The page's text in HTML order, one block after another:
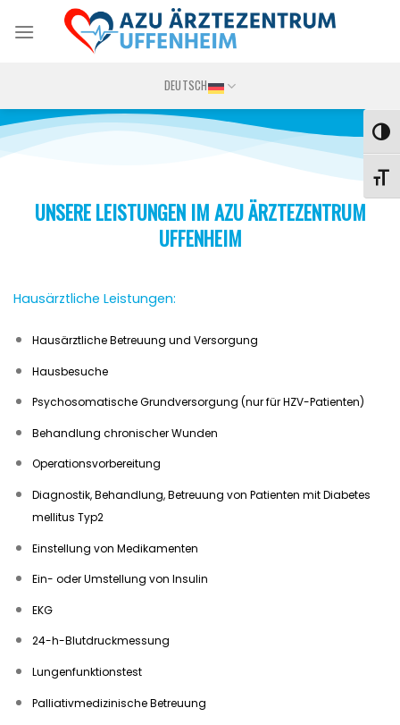
DEUTSCH
UNSERE LEISTUNGEN IM AZU ÄRZTEZENTRUM
UFFENHEIM
Hausärztliche Leistungen:
Hausärztliche Betreuung und Versorgung
Hausbesuche
Psychosomatische Grundversorgung (nur für HZV-Patienten)
Behandlung chronischer Wunden
Operationsvorbereitung
Diagnostik, Behandlung, Betreuung von Patienten mit Diabetes
mellitus Typ2
Einstellung von Medikamenten
Ein- oder Umstellung von Insulin
EKG
24-h-Blutdruckmessung
Lungenfunktionstest
Palliativmedizinische Betreuung